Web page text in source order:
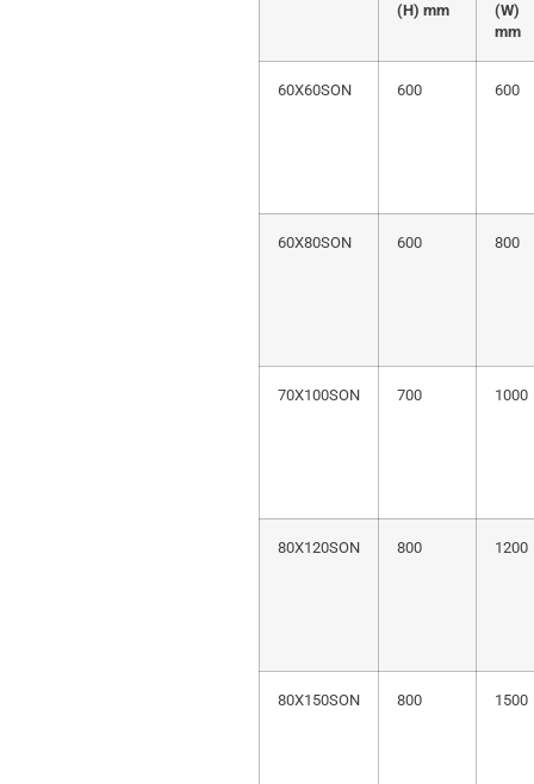
(H) mm
(W)
mm
60X60SON 600 600
60X80SON 600 800
70X100SON 700 1000
80X120SON 800 1200
80X150SON 800 1500